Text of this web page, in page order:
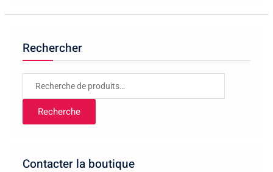
Rechercher
Recherche
Contacter la boutique